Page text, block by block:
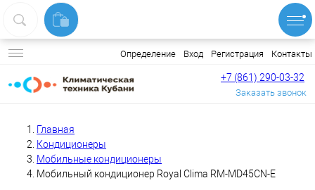
Определение Вход Регистрация Контакты
+7 (861) 290-03-32
Заказать звонок
Главная
Кондиционеры
Мобильные кондиционеры
Мобильный кондиционер Royal Clima RM-MD45CN-E